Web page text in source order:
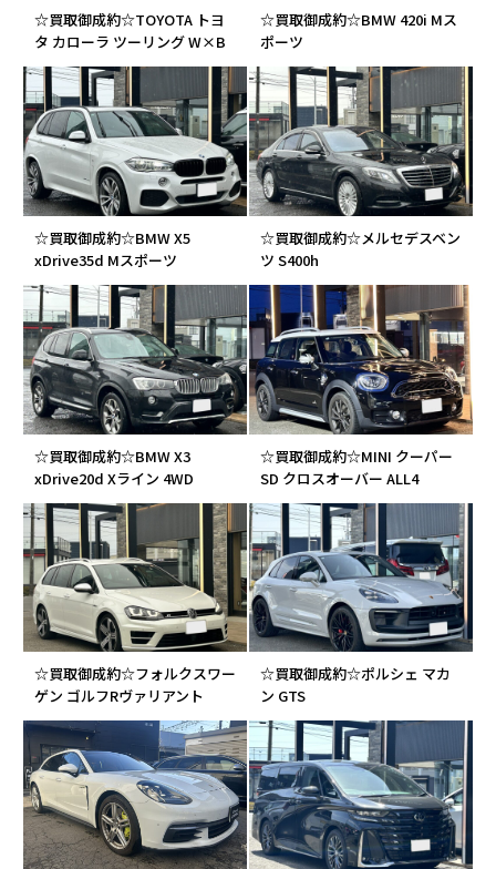
☆買取御成約☆TOYOTA トヨ
タ カローラ ツーリング W×B
☆買取御成約☆BMW 420i Mス
ポーツ
☆買取御成約☆BMW X5
xDrive35d Mスポーツ
☆買取御成約☆メルセデスベン
ツ S400h
☆買取御成約☆BMW X3
xDrive20d Xライン 4WD
☆買取御成約☆MINI クーパー
SD クロスオーバー ALL4
☆買取御成約☆フォルクスワー
ゲン ゴルフRヴァリアント
☆買取御成約☆ポルシェ マカ
ン GTS